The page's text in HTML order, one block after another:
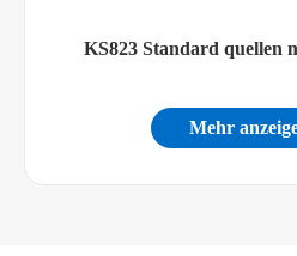
KS823 Standard quellen
Mehr